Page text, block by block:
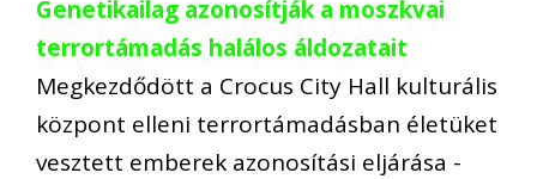
Genetikailag azonosítják a moszkvai
terrortámadás halálos áldozatait
Megkezdődött a Crocus City Hall kulturális
központ elleni terrortámadásban életüket
vesztett emberek azonosítási eljárása -